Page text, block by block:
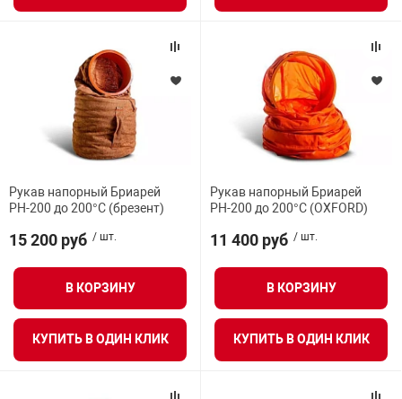
Рукав напорный Бриарей
РН-200 до 200°С (брезент)
15 200 руб / шт.
В КОРЗИНУ
КУПИТЬ В ОДИН КЛИК
Рукав напорный Бриарей
РН-200 до 200°С (OXFORD)
11 400 руб / шт.
В КОРЗИНУ
КУПИТЬ В ОДИН КЛИК